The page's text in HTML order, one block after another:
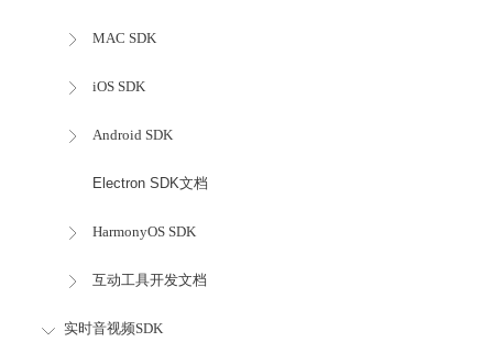
MAC SDK
iOS SDK
Android SDK
Electron SDK文档
HarmonyOS SDK
互动工具开发文档
实时音视频SDK